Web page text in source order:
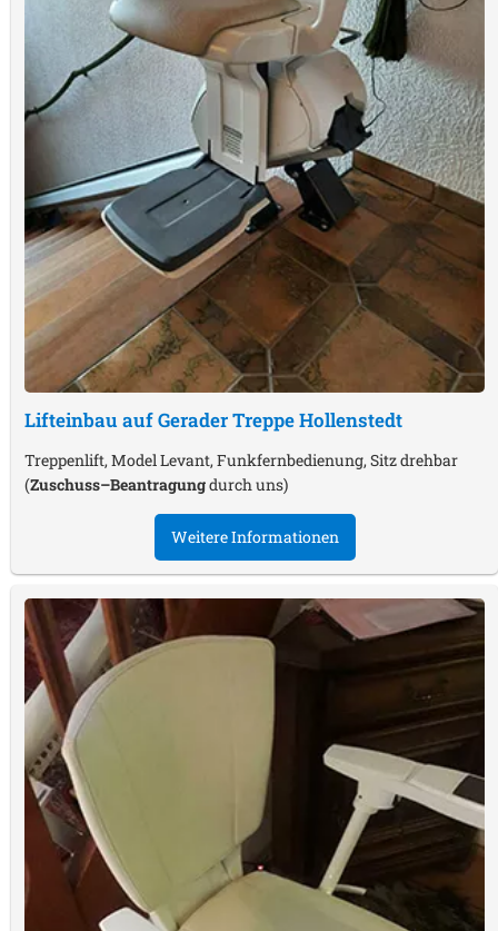
Lifteinbau auf Gerader TreppeHollenstedt
Treppenlift, Model Levant, Funkfernbedienung, Sitz drehbar
(Zuschuss–Beantragungdurch uns)
Weitere Informationen